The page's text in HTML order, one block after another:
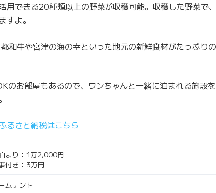
できる20種類以上の野菜が収穫可能。収穫した野菜で、
すよ。
和牛や宮津の海の幸といった地元の新鮮食材がたっぷりの
のお部屋もあるので、ワンちゃんと一緒に泊まれる施設を
るさと納税はこちら
まり：1万2,000円
付き：3万円
ムテント